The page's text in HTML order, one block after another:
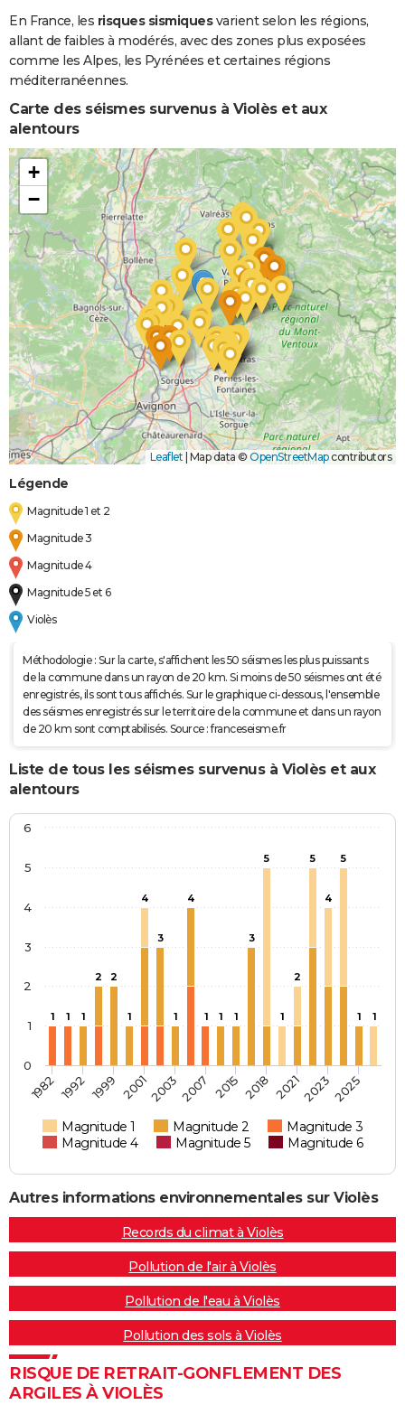
En France, les risques sismiquesvarient selon les régions,
allant de faibles à modérés, avec des zones plus exposées
comme les Alpes, les Pyrénées et certaines régions
méditerranéennes.
Carte des séismes survenus à Violès et aux
alentours
+
−
Leaflet Map data ©OpenStreetMapcontributors
Légende
Magnitude 1 et 2
Magnitude 3
Magnitude 4
Magnitude 5 et 6
Violès
Méthodologie : Sur la carte, s'affichent les 50 séismes les plus puissants
de la commune dans un rayon de 20 km. Si moins de 50 séismes ont été
enregistrés, ils sont tous affichés. Sur le graphique ci-dessous, l'ensemble
des séismes enregistrés sur le territoire de la commune et dans un rayon
de 20 km sont comptabilisés. Source : franceseisme.fr
Liste de tous les séismes survenus à Violès et aux
alentours
1 1 1
2 2
1
4
3
1
4
1 1 1
3
5
1
2
5
4
5
1 1
Magnitude 1 Magnitude 2
Magnitude 3
Magnitude 4
Magnitude 5 Magnitude 6
1982 1992 1999 200120032007 2015 2018 202120232025
0
1
2
3
4
5
6
Autres informations environnementales sur Violès
Records du climat à Violès
Pollution de l'air à Violès
Pollution de l'eau à Violès
Pollution des sols à Violès
RISQUE DE RETRAIT-GONFLEMENT DES
ARGILES À VIOLÈS